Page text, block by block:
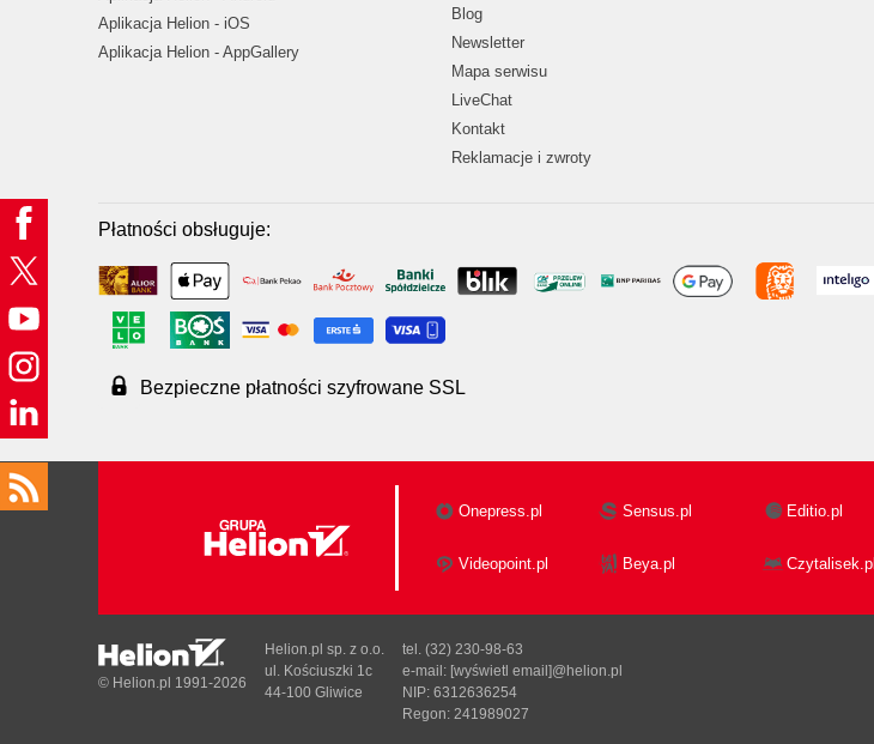
Aplikacja Helion - iOS
Aplikacja Helion - AppGallery
Blog
Newsletter
Mapa serwisu
LiveChat
Kontakt
Reklamacje i zwroty
Płatności obsługuje:
Bezpieczne płatności szyfrowane SSL
Onepress.pl Sensus.pl Editio.pl
Videopoint.pl Beya.pl Czytalisek.pl
© Helion.pl 1991-2026
Helion.pl sp. z o.o.
ul. Kościuszki 1c
44-100 Gliwice
tel. (32) 230-98-63
e-mail: [wyświetl email]@helion.pl
NIP: 6312636254
Regon: 241989027